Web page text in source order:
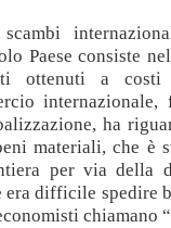
scambi
Paese consiste
ottenuti a costi
ha
materiali, che è
per via della
era difficile spedire
chiamano